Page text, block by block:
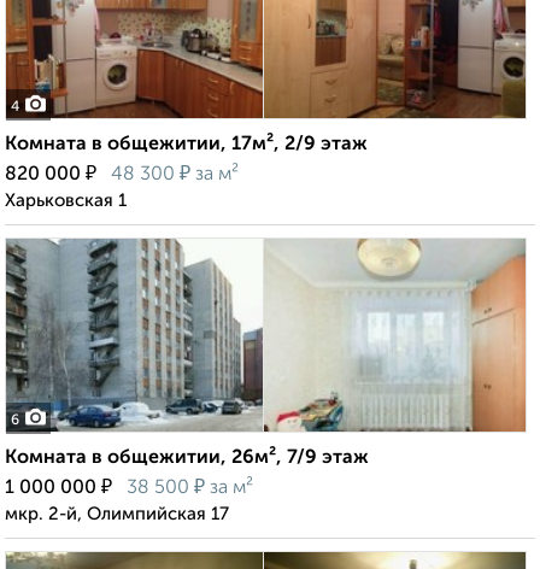
4
Комната в общежитии, 17м², 2/9 этаж
820 000 ₽ 48 300 ₽ за м²
Харьковская 1
6
Комната в общежитии, 26м², 7/9 этаж
1 000 000 ₽ 38 500 ₽ за м²
мкр. 2-й, Олимпийская 17